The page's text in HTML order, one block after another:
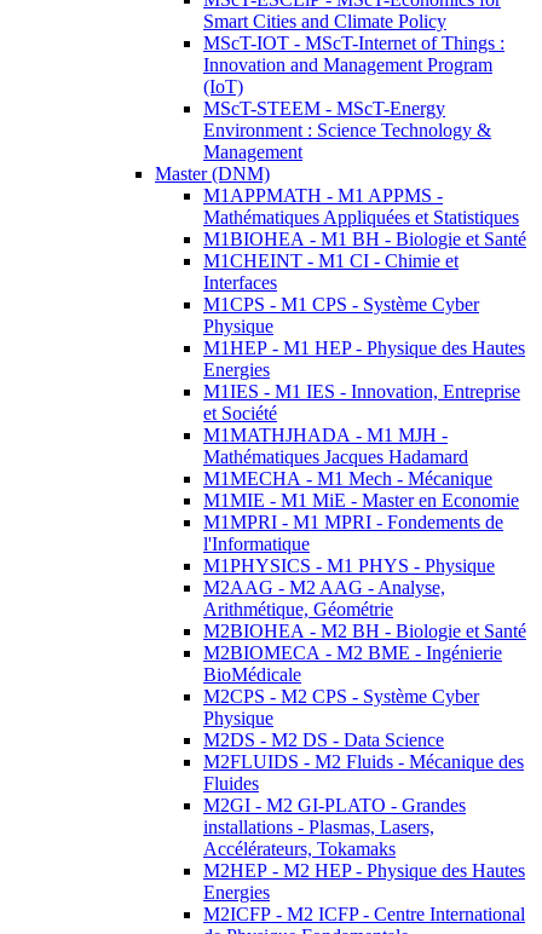
Smart Cities and Climate Policy
MScT-IOT - MScT-Internet of Things :
Innovation and Management Program
(IoT)
MScT-STEEM - MScT-Energy
Environment : Science Technology &
Management
Master (DNM)
M1APPMATH - M1 APPMS -
Mathématiques Appliquées et Statistiques
M1BIOHEA - M1 BH - Biologie et Santé
M1CHEINT - M1 CI - Chimie et
Interfaces
M1CPS - M1 CPS - Système Cyber
Physique
M1HEP - M1 HEP - Physique des Hautes
Energies
M1IES - M1 IES - Innovation, Entreprise
et Société
M1MATHJHADA - M1 MJH -
Mathématiques Jacques Hadamard
M1MECHA - M1 Mech - Mécanique
M1MIE - M1 MiE - Master en Economie
M1MPRI - M1 MPRI - Fondements de
l'Informatique
M1PHYSICS - M1 PHYS - Physique
M2AAG - M2 AAG - Analyse,
Arithmétique, Géométrie
M2BIOHEA - M2 BH - Biologie et Santé
M2BIOMECA - M2 BME - Ingénierie
BioMédicale
M2CPS - M2 CPS - Système Cyber
Physique
M2DS - M2 DS - Data Science
M2FLUIDS - M2 Fluids - Mécanique des
Fluides
M2GI - M2 GI-PLATO - Grandes
installations - Plasmas, Lasers,
Accélérateurs, Tokamaks
M2HEP - M2 HEP - Physique des Hautes
Energies
M2ICFP - M2 ICFP - Centre International